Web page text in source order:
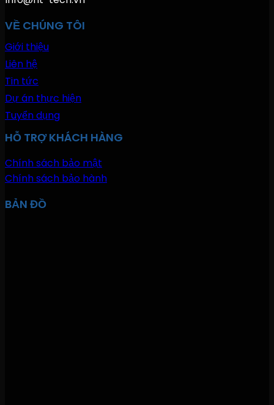
VỀ CHÚNG TÔI
Giới thiệu
Liên hệ
Tin tức
Dự án thực hiện
Tuyển dụng
HỖ TRỢ KHÁCH HÀNG
Chính sách bảo mật
Chính sách bảo hành
BẢN ĐỒ